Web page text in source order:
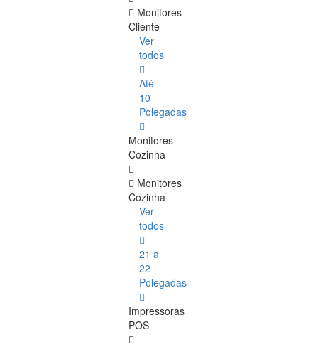
Monitores
Cliente
Ver
todos
Até
10
Polegadas
Monitores
Cozinha
Monitores
Cozinha
Ver
todos
21 a
22
Polegadas
Impressoras
POS